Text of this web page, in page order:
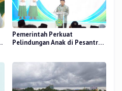
Pemerintah Perkuat
Pelindungan Anak di Pesantren